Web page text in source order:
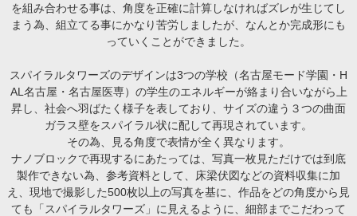
を組み合わせる事は、角度を正確に計算しなければズレが生じてし
まう為、組立てる事にかなり苦労しましたが、なんとか完成形にも
っていくことができました。
スパイラルタワーズのデザインは3つの学校（名古屋モード学園・H
AL名古屋・名古屋医専）の学生のエネルギーが絡まり合いながら上
昇し、社会へ羽ばたく様子を表しており、サイズの違う３つの曲面
ガラス壁をスパイラル状に配して再現されています。
その為、見る角度で表情が全く異なります。
ナノブロックで再現するにあたっては、写真一枚見ただけでは到底
製作できない為、参考資料として、床梁伏図などの資料収集に加
え、現地で撮影した500枚以上の写真を基に、作品をどの角度から見
ても「スパイラルタワーズ」に見えるように、細部までこだわって